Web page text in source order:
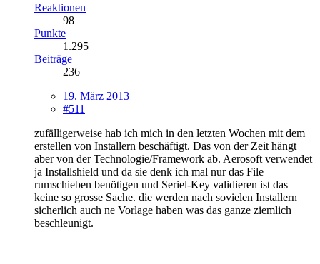
Reaktionen
98
Punkte
1.295
Beiträge
236
19. März 2013
#511
zufälligerweise hab ich mich in den letzten Wochen mit dem
erstellen von Installern beschäftigt. Das von der Zeit hängt
aber von der Technologie/Framework ab. Aerosoft verwendet
ja Installshield und da sie denk ich mal nur das File
rumschieben benötigen und Seriel-Key validieren ist das
keine so grosse Sache. die werden nach sovielen Installern
sicherlich auch ne Vorlage haben was das ganze ziemlich
beschleunigt.